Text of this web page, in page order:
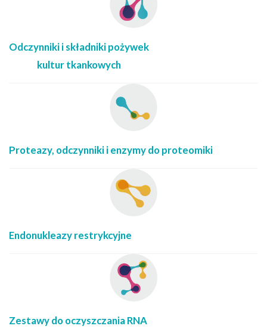
Odczynniki i składniki pożywek
kultur tkankowych
Proteazy, odczynniki i enzymy do proteomiki
Endonukleazy restrykcyjne
Zestawy do oczyszczania RNA